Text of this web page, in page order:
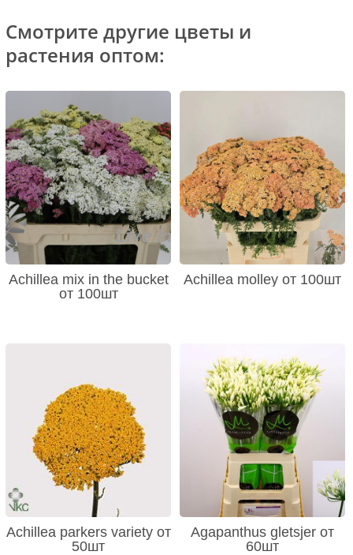
Смотрите другие цветы и
растения оптом:
Achillea mix in the bucket
от 100шт
Achillea molley от 100шт
Achillea parkers variety от
50шт
Agapanthus gletsjer от
60шт